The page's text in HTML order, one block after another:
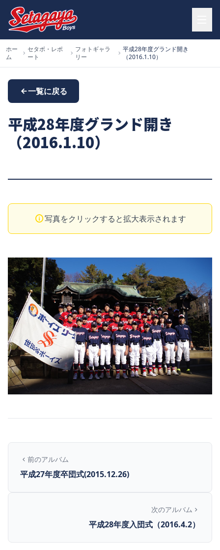
ホー
ム
セタボ・レポ
ート
フォトギャラ
リー
平成28年度グランド開き
（2016.1.10）
一覧に戻る
平成28年度グランド開き
（2016.1.10）
写真をクリックすると拡大表示されます
前のアルバム
平成27年度卒団式(2015.12.26)
次のアルバム
平成28年度入団式（2016.4.2）